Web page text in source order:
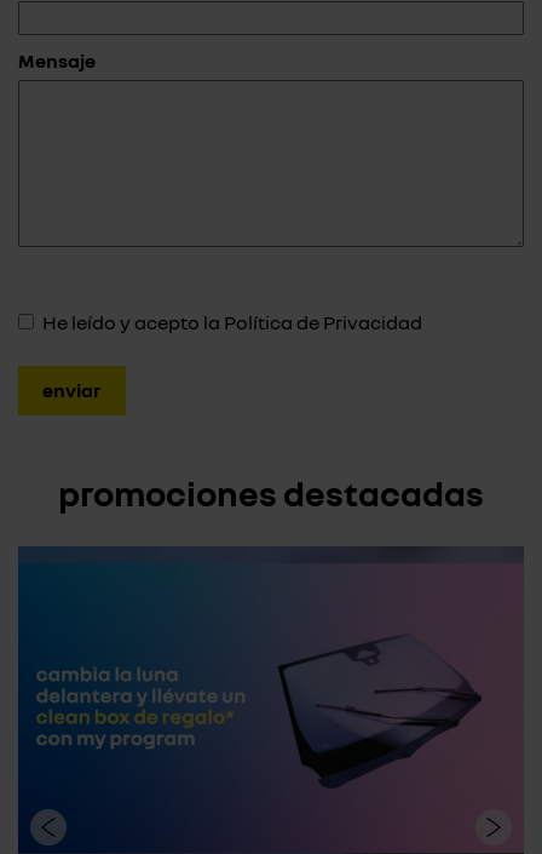
Mensaje
He leído y acepto la Política de Privacidad
promociones destacadas